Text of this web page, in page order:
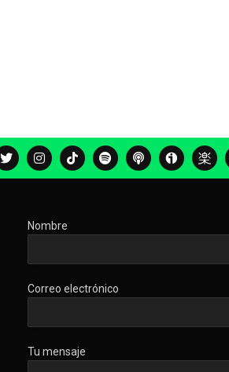
Nombre
Correo electrónico
Tu mensaje